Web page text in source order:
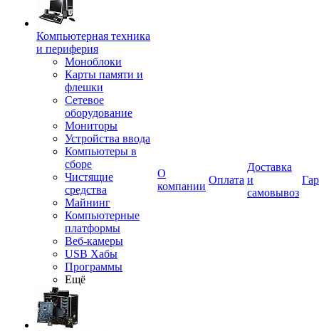
Компьютерная техника
и периферия
Моноблоки
Карты памяти и
флешки
Сетевое
оборудование
Мониторы
Устройства ввода
Компьютеры в
сборе
Чистящие
средства
Майнинг
Компьютерные
платформы
Веб-камеры
USB Хабы
Программы
Ещё
О
компании
Оплата
Доставка
и
самовывоз